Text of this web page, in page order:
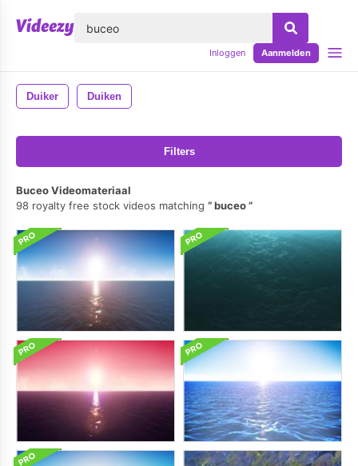
Inloggen Aanmelden
Duiker Duiken
Filters
Buceo Videomateriaal
98 royalty free stock videos matching
buceo